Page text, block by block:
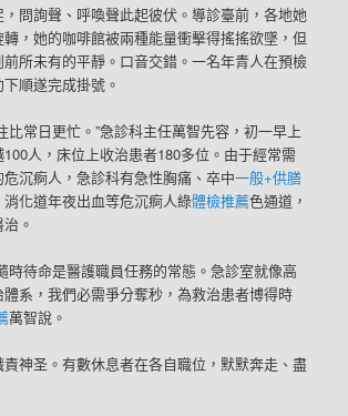
問詢聲、呼喚聲此起彼伏。導診臺前，各地她
，她的咖啡館被兩種能量衝擊得搖搖欲墜，但
前所未有的平靜。口音交錯。一名年青人在預檢
順遂完成掛號。
比常日更忙。”急診科主任萬智先容，初一早上
人，床位上收治患者180多位。由于經常需
沉痾人，急診科有急性胸痛、卒中一般+供膳
消化道年夜出血等危沉痾人綠體檢推薦色通道，
。
時待命是醫護職員任務的常態。急診室就像高
系，我們必需爭分奪秒，為救治患者博得時
萬智說。
神圣。有數休息者在各自職位，默默奔走、盡